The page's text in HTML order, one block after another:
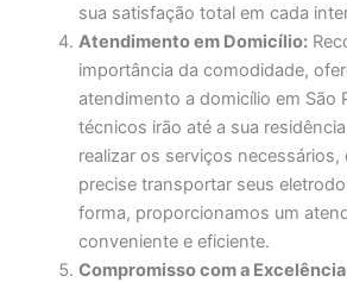
sua satisfação total em cada
Atendimento em Domicílio:
importância da comodidade,
atendimento a domicílio em São
técnicos irão até a sua
realizar os serviços
precise transportar seus
forma, proporcionamos um
conveniente e eficiente.
Compromisso com a